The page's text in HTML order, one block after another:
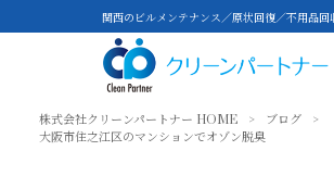
関西のビルメンテナンス／原状回復／不用品回
株式会社クリーンパートナー HOME > ブログ
>
大阪市住之江区のマンションでオゾン脱臭